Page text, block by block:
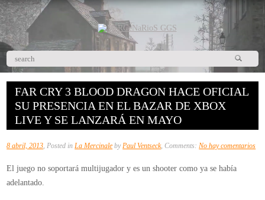
FAR CRY 3 BLOOD DRAGON HACE OFICIAL
SU PRESENCIA EN EL BAZAR DE XBOX
LIVE Y SE LANZARÁ EN MAYO
8 abril, 2013, Posted inLa Mercinale byPaul Ventseck, Comments:No hay comentariosen
El juego no soportará multijugador y es un shooter como ya se había
adelantado.